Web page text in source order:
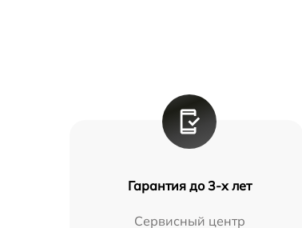
Гарантия до 3-х лет
Сервисный центр